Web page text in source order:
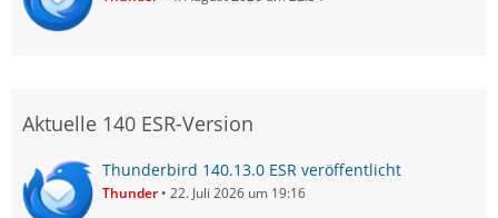
Aktuelle 140 ESR-Version
Thunderbird 140.13.0 ESR veröffentlicht
Thunder 22. Juli 2026 um 19:16